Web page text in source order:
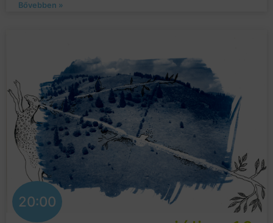
Bővebben »
20:00